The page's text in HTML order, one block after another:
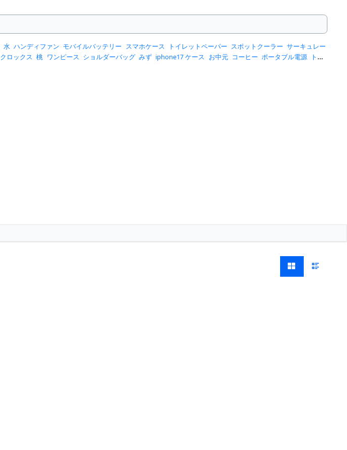
水 ハンディファン モバイルバッテリー スマホケース トイレットペーパー スポットクーラー サーキュレー
クロックス 桃 ワンピース ショルダーバッグ みず iphone17 ケース お中元 コーヒー ポータブル電源
トー